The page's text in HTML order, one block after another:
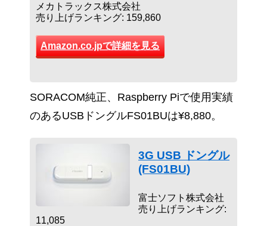
メカトラックス株式会社
売り上げランキング: 159,860
Amazon.co.jpで詳細を見る
SORACOM純正、Raspberry Piで使用実績
のあるUSBドングルFS01BUは¥8,880。
3G USB ドングル
(FS01BU)
富士ソフト株式会社
売り上げランキング:
11,085